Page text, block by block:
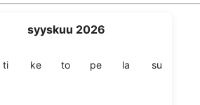
syyskuu 2026
titiistaikekeskiviikko
totorstai
peperjantai
la lauantai
susunnuntai